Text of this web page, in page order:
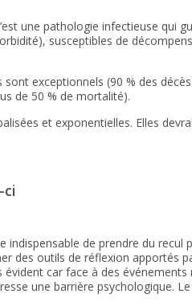
une pathologie infectieuse qui
susceptibles de
exceptionnels (90 % des
de 50 % de mortalité).
et exponentielles. Elles
de prendre du recul
des outils de réflexion apportés
car face à des événements
une barrière psychologique.